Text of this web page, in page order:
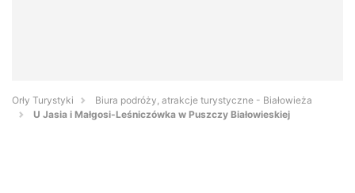
Orły Turystyki
Biura podróży, atrakcje turystyczne - Białowieża
U Jasia i Małgosi-Leśniczówka w Puszczy Białowieskiej